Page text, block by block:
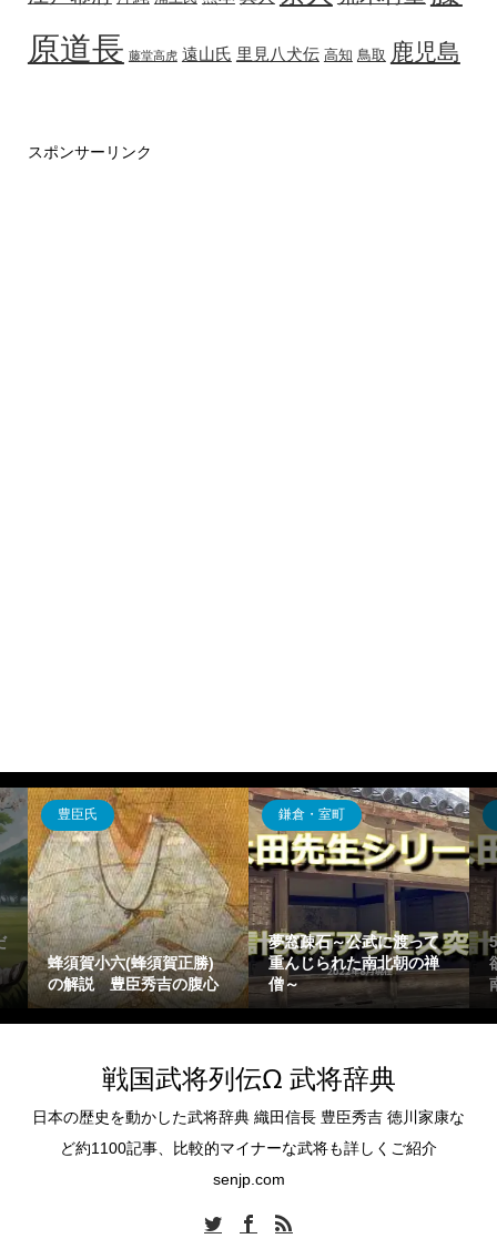
原道長 藤堂高虎 遠山氏 里見八犬伝 高知 鳥取 鹿児島
スポンサーリンク
豊臣氏
蜂須賀小六(蜂須賀正勝)
の解説 豊臣秀吉の腹心
鎌倉・室町
夢窓疎石～公武に渡って
重んじられた南北朝の禅
僧～
戦国武将列伝Ω 武将辞典
日本の歴史を動かした武将辞典 織田信長 豊臣秀吉 徳川家康な
ど約1100記事、比較的マイナーな武将も詳しくご紹介
senjp.com